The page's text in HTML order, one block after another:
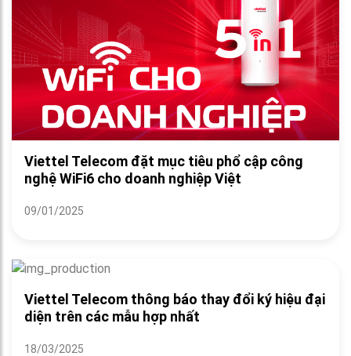
Viettel Telecom đặt mục tiêu phổ cập công
nghệ WiFi6 cho doanh nghiệp Việt
09/01/2025
Viettel Telecom thông báo thay đổi ký hiệu đại
diện trên các mẫu hợp nhất
18/03/2025